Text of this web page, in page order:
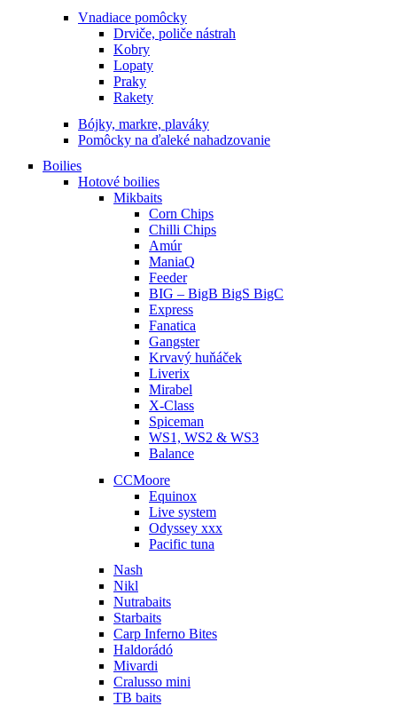
Vnadiace pomôcky
Drviče, poliče nástrah
Kobry
Lopaty
Praky
Rakety
Bójky, markre, plaváky
Pomôcky na ďaleké nahadzovanie
Boilies
Hotové boilies
Mikbaits
Corn Chips
Chilli Chips
Amúr
ManiaQ
Feeder
BIG – BigB BigS BigC
Express
Fanatica
Gangster
Krvavý huňáček
Liverix
Mirabel
X-Class
Spiceman
WS1, WS2 & WS3
Balance
CCMoore
Equinox
Live system
Odyssey xxx
Pacific tuna
Nash
Nikl
Nutrabaits
Starbaits
Carp Inferno Bites
Haldorádó
Mivardi
Cralusso mini
TB baits